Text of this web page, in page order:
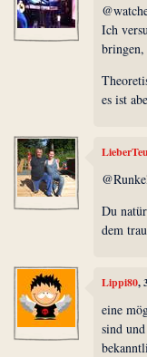
Ich
bringen,
es ist
Du
dem
Lippi80,
eine
sind